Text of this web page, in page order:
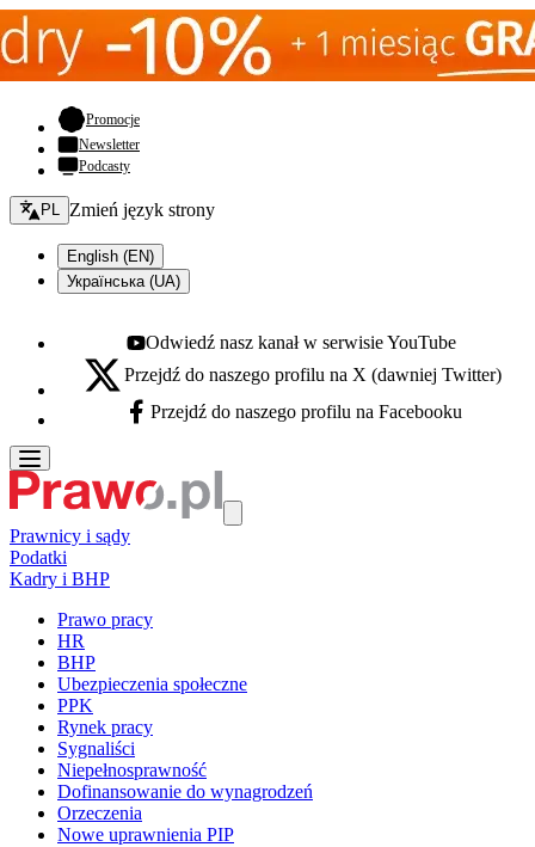
Promocje- otwiera się w nowej karcie
Newsletter
Podcasty
Zmień język - bieżący:
PL Zmień język strony
English (EN)
Українська (UA)
Youtube - otwiera się w nowej karcie
Odwiedź nasz kanał w serwisie YouTube
X - otwiera się w nowej karcie
Przejdź do naszego profilu na X (dawniej Twitter)
Facebook - otwiera się w nowej karcie
Przejdź do naszego profilu na Facebooku
Prawnicy i sądy
Podatki
Kadry i BHP
Prawo pracy
HR
BHP
Ubezpieczenia społeczne
PPK
Rynek pracy
Sygnaliści
Niepełnosprawność
Dofinansowanie do wynagrodzeń
Orzeczenia
Nowe uprawnienia PIP